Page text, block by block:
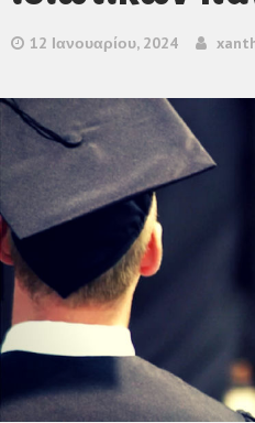
12 Ιανουαρίου, 2024